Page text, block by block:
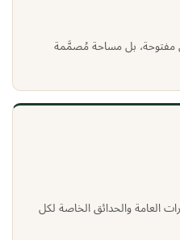
مفتوحة، بل مساحة مُصمَّمة
العامة والحدائق الخاصة لكل